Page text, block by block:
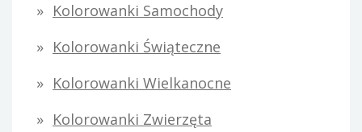
Kolorowanki Samochody
Kolorowanki Świąteczne
Kolorowanki Wielkanocne
Kolorowanki Zwierzęta